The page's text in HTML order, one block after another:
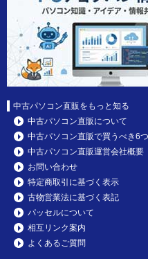
中古パソコン直販をもっと知る
中古パソコン直販について
中古パソコン直販で買うべき6
中古パソコン直販運営会社概要
お問い合わせ
特定商取引に基づく表示
古物営業法に基づく表記
パッセルについて
相互リンク案内
よくあるご質問